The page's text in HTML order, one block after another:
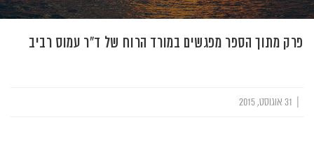
פרק מתוך הספר מפגשים במורד הרוח של ד"ר עמוס רביב